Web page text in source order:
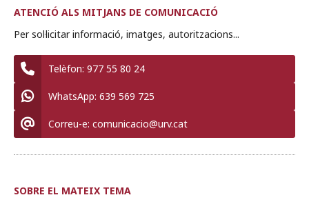
ATENCIÓ ALS MITJANS DE COMUNICACIÓ
Per sol·licitar informació, imatges, autoritzacions...
Telèfon: 977 55 80 24
WhatsApp: 639 569 725
Correu-e: comunicacio@urv.cat
SOBRE EL MATEIX TEMA